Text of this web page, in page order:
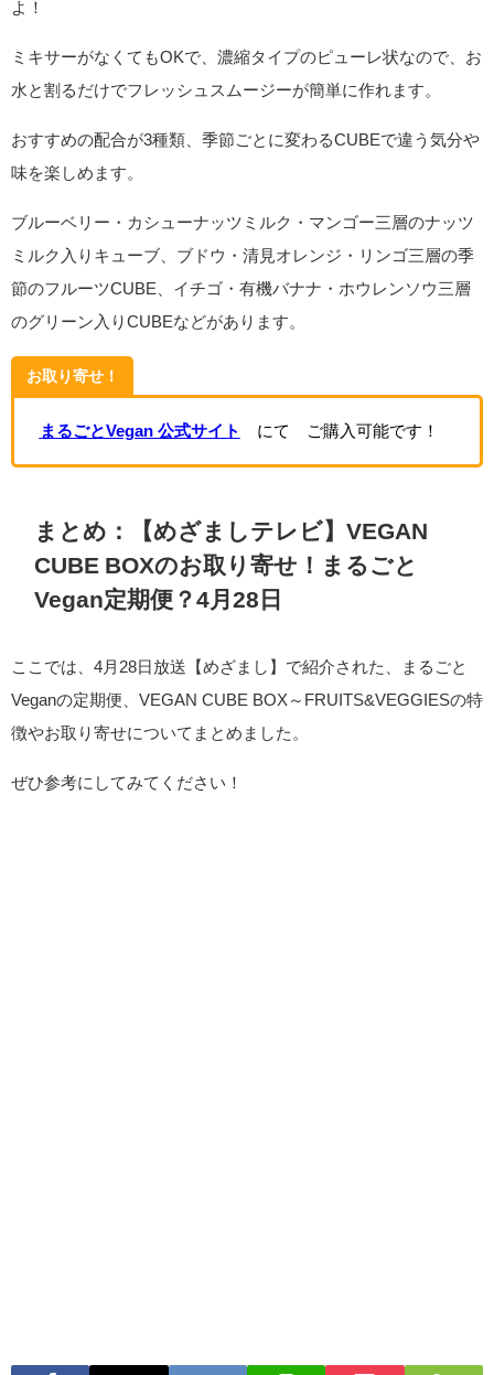
よ！
ミキサーがなくてもOKで、濃縮タイプのピューレ状なので、お
水と割るだけでフレッシュスムージーが簡単に作れます。
おすすめの配合が3種類、季節ごとに変わるCUBEで違う気分や
味を楽しめます。
ブルーベリー・カシューナッツミルク・マンゴー三層のナッツ
ミルク入りキューブ、ブドウ・清見オレンジ・リンゴ三層の季
節のフルーツCUBE、イチゴ・有機バナナ・ホウレンソウ三層
のグリーン入りCUBEなどがあります。
お取り寄せ！
まるごとVegan 公式サイト にて ご購入可能です！
まとめ：【めざましテレビ】VEGAN
CUBE BOXのお取り寄せ！まるごと
Vegan定期便？4月28日
ここでは、4月28日放送【めざまし】で紹介された、まるごと
Veganの定期便、VEGAN CUBE BOX～FRUITS&VEGGIESの特
徴やお取り寄せについてまとめました。
ぜひ参考にしてみてください！